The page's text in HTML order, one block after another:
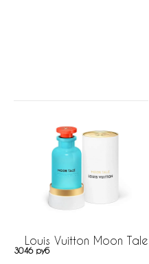
Louis Vuitton Moon Tale
3046 руб